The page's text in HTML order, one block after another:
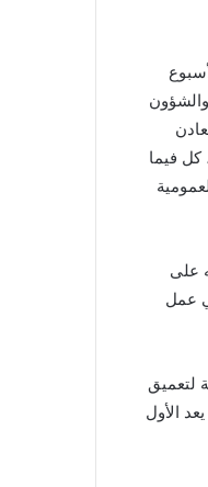
كل فيما
على
عمل
لتعميق
الأول